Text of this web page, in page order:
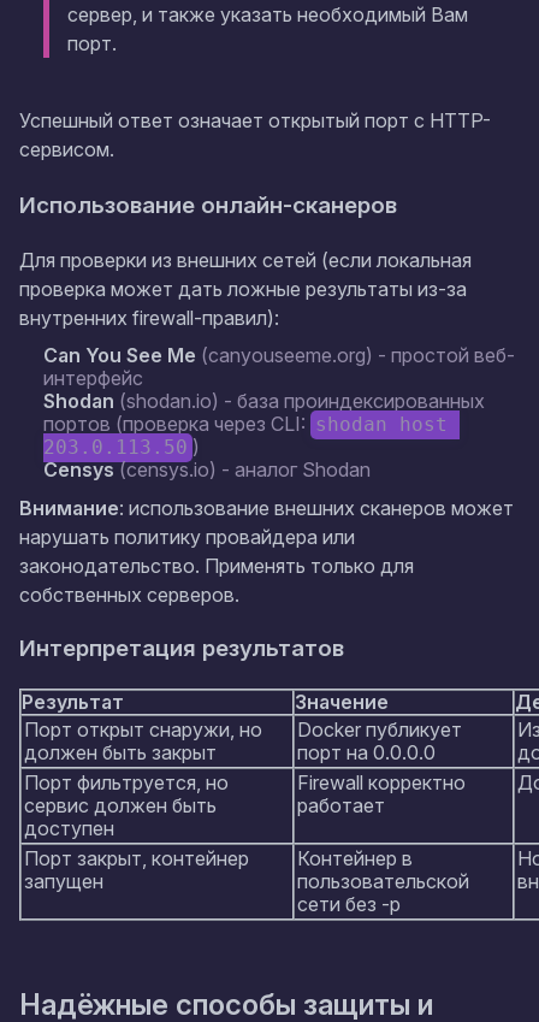
сервер, и также указать необходимый Вам
порт.
Успешный ответ означает открытый порт с HTTP-
сервисом.
Использование онлайн-сканеров
Для проверки из внешних сетей (если локальная
проверка может дать ложные результаты из-за
внутренних firewall-правил):
Can You See Me (canyouseeme.org) - простой веб-
интерфейс
Shodan (shodan.io) - база проиндексированных
портов (проверка через CLI: shodan host
203.0.113.50 )
Censys(censys.io) - аналог Shodan
Внимание: использование внешних сканеров может
нарушать политику провайдера или
законодательство. Применять только для
собственных серверов.
Интерпретация результатов
Результат Значение
Порт открыт снаружи, но
должен быть закрыт
Docker публикует
порт на 0.0.0.0
Порт фильтруется, но
сервис должен быть
доступен
Firewall корректно
работает
Порт закрыт, контейнер
запущен
Контейнер в
пользовательской
сети без -p
Надёжные способы защиты и